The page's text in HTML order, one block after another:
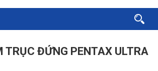
TRỤC ĐỨNG PENTAX ULTRA